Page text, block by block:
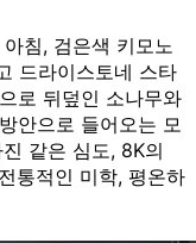
침, 검은색 키모노
드라이스토네 스타
로 뒤덮인 소나무와
안으로 들어오는 모
같은 심도, 8K의
통적인 미학, 평온하